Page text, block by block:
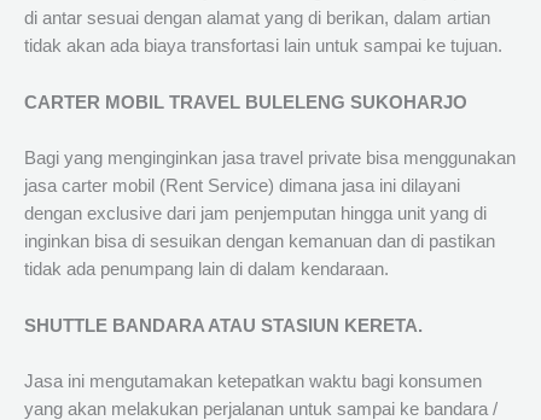
di antar sesuai dengan alamat yang di berikan, dalam artian
tidak akan ada biaya transfortasi lain untuk sampai ke tujuan.
CARTER MOBIL TRAVEL BULELENG SUKOHARJO
Bagi yang menginginkan jasa travel private bisa menggunakan
jasa carter mobil (Rent Service) dimana jasa ini dilayani
dengan exclusive dari jam penjemputan hingga unit yang di
inginkan bisa di sesuikan dengan kemanuan dan di pastikan
tidak ada penumpang lain di dalam kendaraan.
SHUTTLE BANDARA ATAU STASIUN KERETA.
Jasa ini mengutamakan ketepatkan waktu bagi konsumen
yang akan melakukan perjalanan untuk sampai ke bandara /